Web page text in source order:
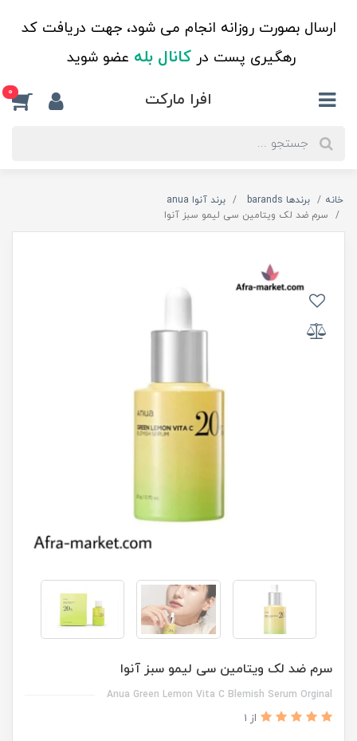
ارسال بصورت روزانه انجام می شود، جهت دریافت کد
رهگیری پست درکانال بله عضو شوید
افرا مارکت 0
خانه برندها barands
برند آنوا anua
سرم ضد لک ویتامین سی لیمو سبز آنوا
سرم ضد لک ویتامین سی لیمو سبز آنوا
Anua Green Lemon Vita C Blemish Serum Orginal
از 1